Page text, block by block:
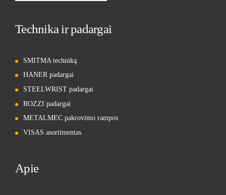
Technika ir padargai
SMITMA techniką
HANER padargai
STEELWRIST padargai
ROZZI padargai
METALMEC pakrovimo rampos
VISAS asortimentas
Apie